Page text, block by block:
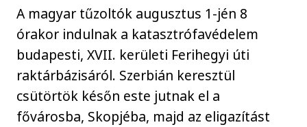
A magyar tűzoltók augusztus 1-jén 8
órakor indulnak a katasztrófavédelem
budapesti, XVII. kerületi Ferihegyi úti
raktárbázisáról. Szerbián keresztül
csütörtök későn este jutnak el a
fővárosba, Skopjéba, majd az eligazítást